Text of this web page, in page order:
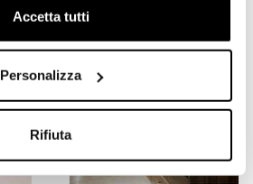
Accetta tutti
Personalizza
Rifiuta
Offerta